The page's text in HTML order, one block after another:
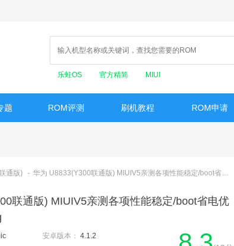
乐蛙OS 官方精简 MIUI
题 ROM评测 刷机教程 ROM申请
通版) - 华为 U8833(Y300联通版) MIUIV5亲测各项性能稳定/boot省电优化/修复系统bug
联通版) MIUIV5亲测各项性能稳定/boot省电优
安卓版本： 4.1.2